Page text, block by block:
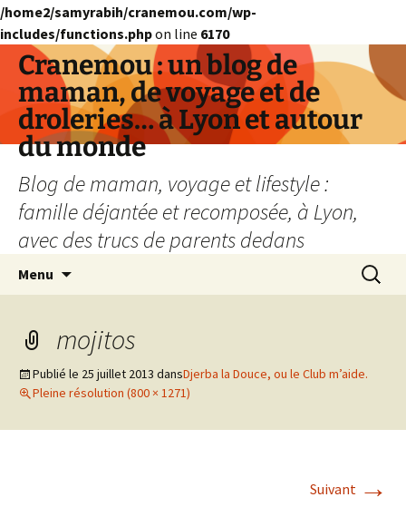
/home2/samyrabih/cranemou.com/wp-
includes/functions.phpon line 6170
Cranemou : un blog de
maman, de voyage et de
droleries… à Lyon et autour
du monde
Blog de maman, voyage et lifestyle :
famille déjantée et recomposée, à Lyon,
avec des trucs de parents dedans
Menu
mojitos
Publié le 25 juillet 2013 dansDjerba la Douce, ou le Club m’aide.
Pleine résolution (800 × 1271)
Suivant →